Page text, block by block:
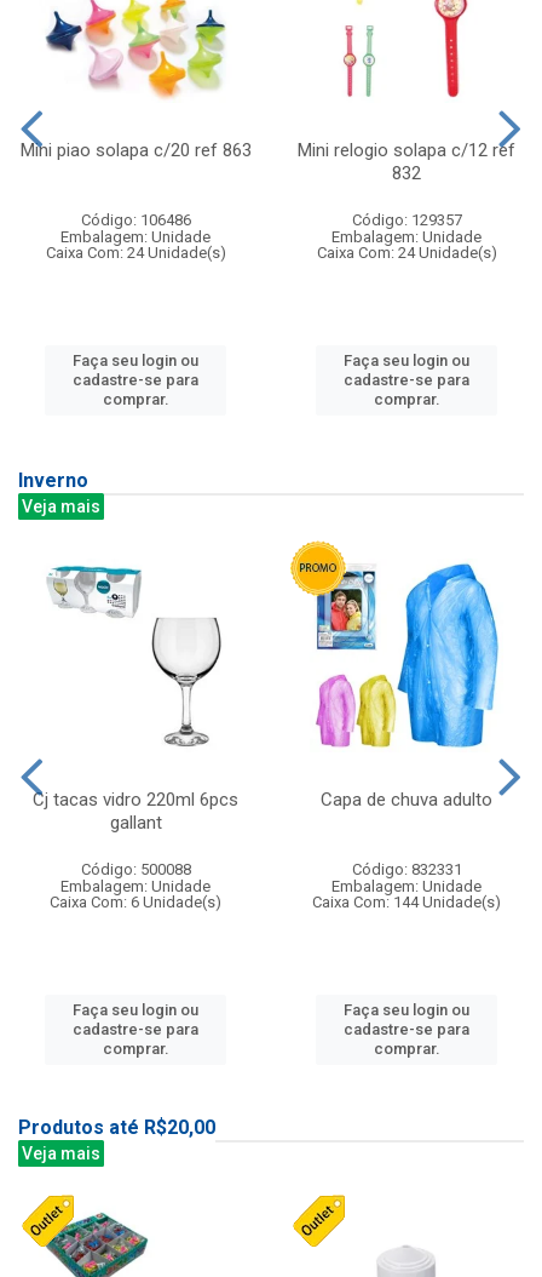
Mini piao solapa c/20 ref 863
Código: 106486
Embalagem: Unidade
Caixa Com: 24 Unidade(s)
Faça seu login ou
cadastre-se para
comprar.
Mini relogio solapa c/12 ref
832
Código: 129357
Embalagem: Unidade
Caixa Com: 24 Unidade(s)
Faça seu login ou
cadastre-se para
comprar.
Inverno
Veja mais
Cj tacas vidro 220ml 6pcs
gallant
Código: 500088
Embalagem: Unidade
Caixa Com: 6 Unidade(s)
Faça seu login ou
cadastre-se para
comprar.
Capa de chuva adulto
Código: 832331
Embalagem: Unidade
Caixa Com: 144 Unidade(s)
Faça seu login ou
cadastre-se para
comprar.
Produtos até R$20,00
Veja mais